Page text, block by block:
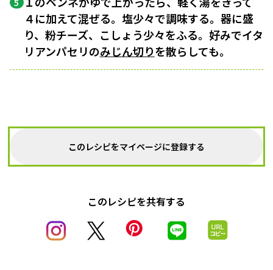
5
４に加えて混ぜる。塩少々で調味する。器に盛
り、粉チーズ、こしょう少々をふる。好みでイタ
リアンパセリのみじん切りを散らしても。
このレシピをマイページに登録する
このレシピを共有する